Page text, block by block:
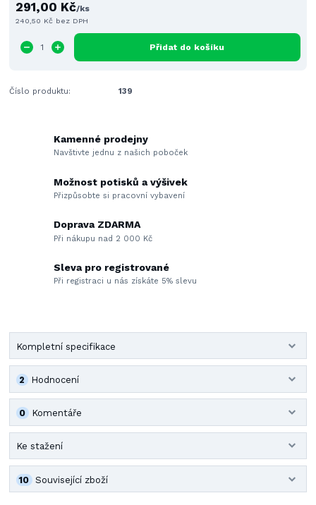
291,00 Kč/ks
240,50 Kč bez DPH
Přidat do košíku
Číslo produktu: 139
Kamenné prodejny
Navštivte jednu z našich poboček
Možnost potisků a výšivek
Přizpůsobte si pracovní vybavení
Doprava ZDARMA
Při nákupu nad 2 000 Kč
Sleva pro registrované
Při registraci u nás získáte 5% slevu
Kompletní specifikace
Hodnocení
2
Komentáře
0
Ke stažení
Související zboží
10